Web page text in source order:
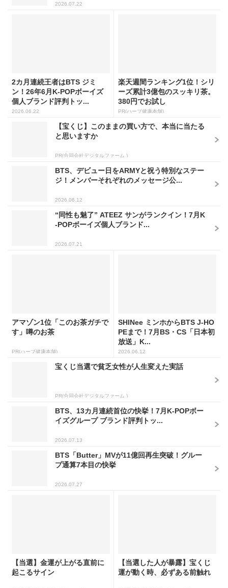
2026.07.22
2カ月連続王者はBTS ジミ
ン！26年6月K-POPボーイズ
個人ブランド評判トッ...
2026.06.22
楽天週間ランキング1位！シリ
ーズ累計3億包のスッキリ茶。
380円でお試し
PR(ハーブ健康本舗)
【宝くじ】このままの買い方で、本当に当たる
と思いますか
PR(合同会社デジタルファーム )
BTS、デビュー日をARMYと祝う特別なステー
ジ！メンバーそれぞれのメッセージ公...
2026.06.12
“同性も魅了” ATEEZ サンがランクイン！7月K
-POPボーイズ個人ブランド...
2026.07.21
アマゾン1位「このお茶ガチで
す」噂のお茶
PR(ハーブ健康本舗)
SHINee ミンホからBTS J-HO
PEまで！7月BS・CS「日本初
放送」K...
2026.06.12
宝くじ当選で貧乏女性が人生変えた実話
PR(合同会社デジタルファーム )
BTS、13カ月連続首位の快挙！7月K-POPボー
イズグループ ブランド評判トッ...
2026.07.13
BTS「Butter」MVが11億回再生突破！グルー
プ通算7本目の快挙
2026.07.27
【当選】金運が上がる直前に
起こるサイン
【当選した人が暴露】宝くじ
運が動く時、必ずある前触れ